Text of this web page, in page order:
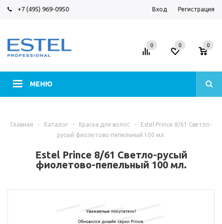
+7 (495) 969-0950 Вход Регистрация
МЕНЮ
0 0 0
Главная - Каталог - Краска для волос -
Estel Prince 8/61 Светло-
русый фиолетово-пепельный 100 мл.
Estel Prince 8/61 Светло-русый
фиолетово-пепельный 100 мл.